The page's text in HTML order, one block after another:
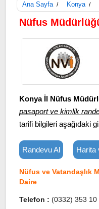
Ana Sayfa / Konya /
Nüfus
Konya İl Nüfus
pasaport ve kimlik
tarifi bilgileri aşağıdaki
Randevu Al Harita
Nüfus ve Vatandaşlık
Daire
Telefon : (0332) 353 10